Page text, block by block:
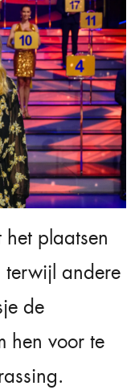
plaatsen
terwijl andere
de
hen voor te